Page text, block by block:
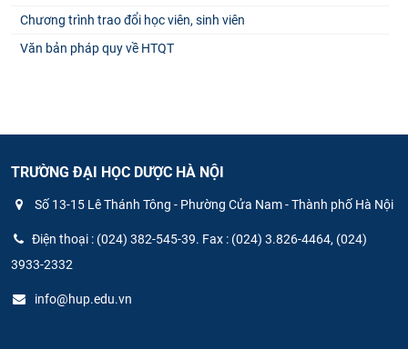
Chương trình trao đổi học viên, sinh viên
Văn bản pháp quy về HTQT
TRƯỜNG ĐẠI HỌC DƯỢC HÀ NỘI
Số 13-15 Lê Thánh Tông - Phường Cửa Nam - Thành phố Hà Nội
Điện thoại : (024) 382-545-39. Fax : (024) 3.826-4464, (024)
3933-2332
info@hup.edu.vn